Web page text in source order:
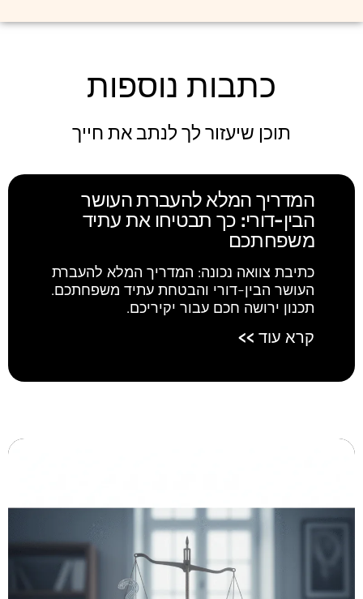
כתבות נוספות
תוכן שיעזור לך לנתב את חייך
המדריך המלא להעברת העושר
הבין-דורי: כך תבטיחו את עתיד
משפחתכם
כתיבת צוואה נכונה: המדריך המלא להעברת
העושר הבין-דורי והבטחת עתיד משפחתכם.
תכנון ירושה חכם עבור יקיריכם.
קרא עוד >>